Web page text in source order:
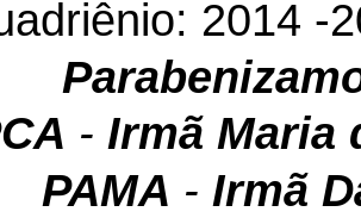
2014 -
- Irmã Maria
PAMA - Irmã